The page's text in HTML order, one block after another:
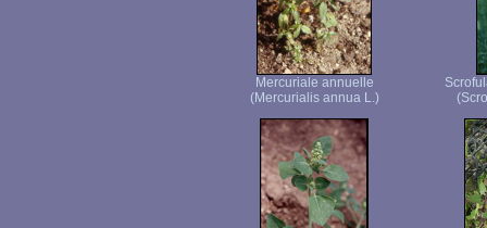
Mercuriale annuelle
(Mercurialis annua L.)